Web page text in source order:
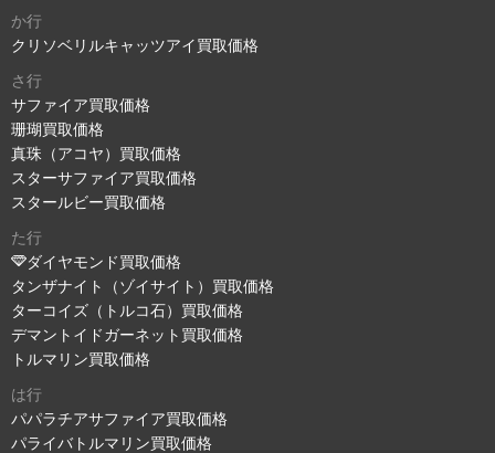
か行
クリソベリルキャッツアイ買取価格
さ行
サファイア買取価格
珊瑚買取価格
真珠（アコヤ）買取価格
スターサファイア買取価格
スタールビー買取価格
た行
ダイヤモンド買取価格
タンザナイト（ゾイサイト）買取価格
ターコイズ（トルコ石）買取価格
デマントイドガーネット買取価格
トルマリン買取価格
は行
パパラチアサファイア買取価格
パライバトルマリン買取価格